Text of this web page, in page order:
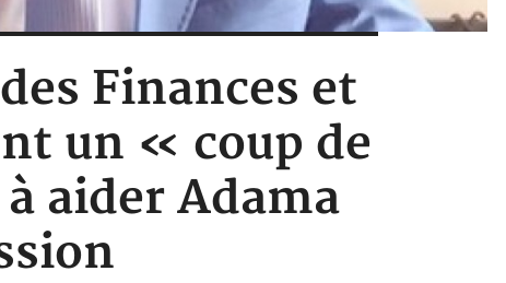
Finances et
un « coup de
aider Adama